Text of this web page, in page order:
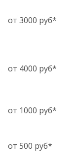
от 3000 руб*
от 4000 руб*
от 1000 руб*
от 500 руб*